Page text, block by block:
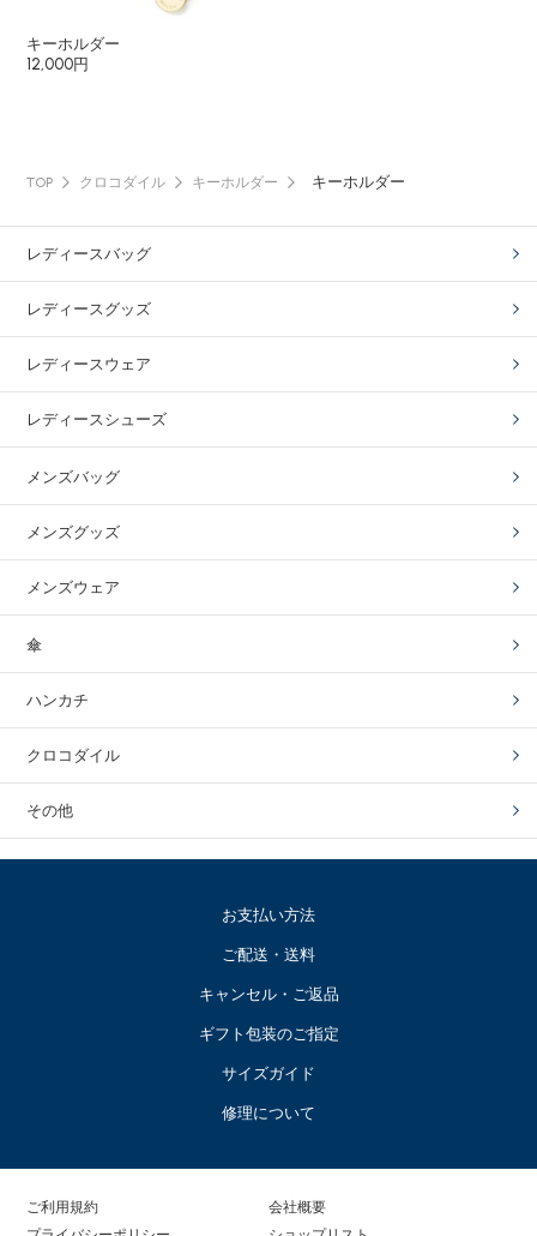
キーホルダー
12,000円
TOP クロコダイル キーホルダー キーホルダー
レディースバッグ
レディースグッズ
レディースウェア
レディースシューズ
メンズバッグ
メンズグッズ
メンズウェア
傘
ハンカチ
クロコダイル
その他
お支払い方法
ご配送・送料
キャンセル・ご返品
ギフト包装のご指定
サイズガイド
修理について
ご利用規約
会社概要